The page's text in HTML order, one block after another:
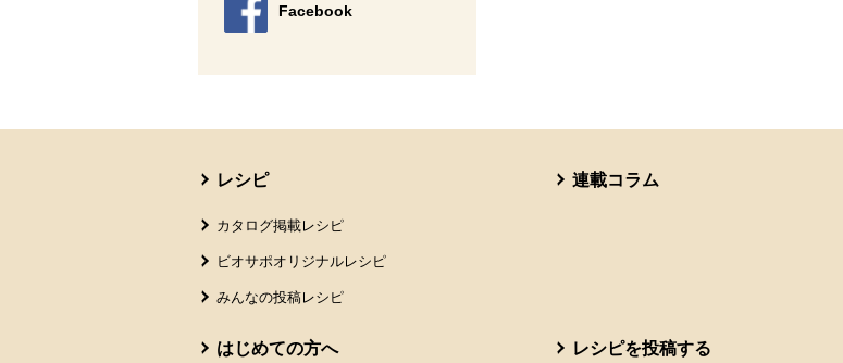
Facebook
別のウィンドウで開きます。
レシピ
カタログ掲載レシピ
ビオサポオリジナルレシピ
みんなの投稿レシピ
連載コラム
はじめての方へ レシピを投稿する